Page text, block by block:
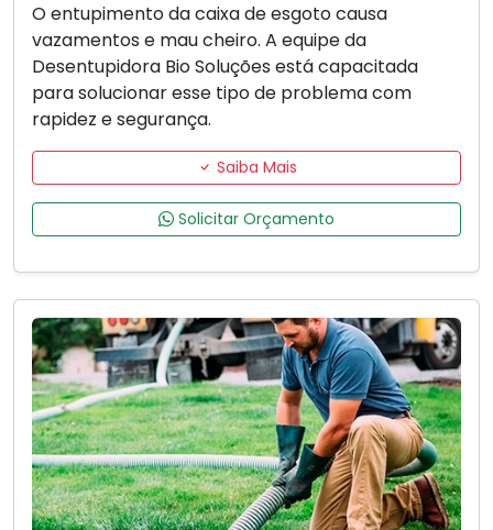
O entupimento da caixa de esgoto causa
vazamentos e mau cheiro. A equipe da
Desentupidora Bio Soluções está capacitada
para solucionar esse tipo de problema com
rapidez e segurança.
Saiba Mais
Solicitar Orçamento